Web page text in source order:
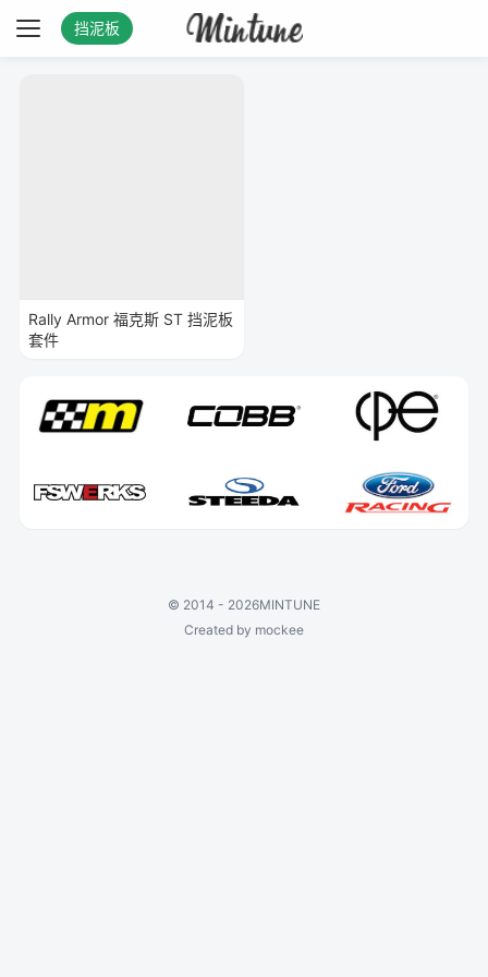
挡泥板
Rally Armor 福克斯 ST 挡泥板
套件
© 2014 - 2026MINTUNE
Created by mockee